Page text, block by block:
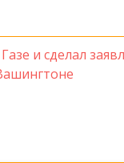
и сделал